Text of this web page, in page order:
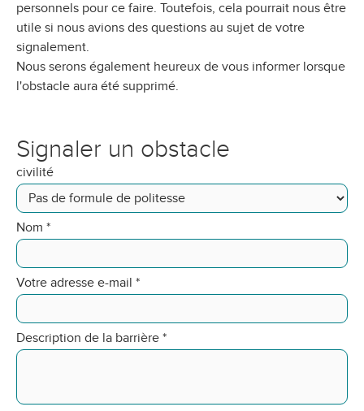
personnels pour ce faire. Toutefois, cela pourrait nous être
utile si nous avions des questions au sujet de votre
signalement.
Nous serons également heureux de vous informer lorsque
l'obstacle aura été supprimé.
Signaler un obstacle
civilité
Nom *
Votre adresse e-mail *
Description de la barrière *